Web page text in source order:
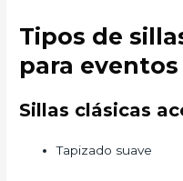
Tipos de
para eventos
Sillas clásicas
Tapizado suave